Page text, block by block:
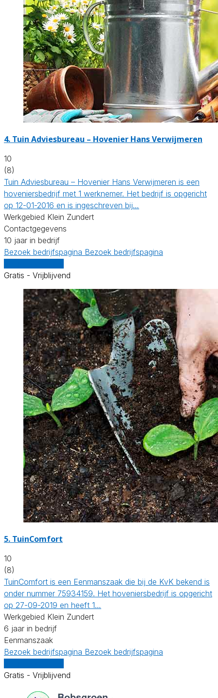
4. Tuin Adviesbureau – Hovenier Hans Verwijmeren
10
(8)
Tuin Adviesbureau – Hovenier Hans Verwijmeren is een
hoveniersbedrijf met 1 werknemer. Het bedrijf is opgericht
op 12-01-2016 en is ingeschreven bij…
Werkgebied Klein Zundert
Contactgegevens
10 jaar in bedrijf
Bezoek bedrijfspagina Bezoek bedrijfspagina
Gratis - Vrijblijvend
5. TuinComfort
10
(8)
TuinComfort is een Eenmanszaak die bij de KvK bekend is
onder nummer 75934159. Het hoveniersbedrijf is opgericht
op 27-09-2019 en heeft 1…
Werkgebied Klein Zundert
6 jaar in bedrijf
Eenmanszaak
Bezoek bedrijfspagina Bezoek bedrijfspagina
Gratis - Vrijblijvend